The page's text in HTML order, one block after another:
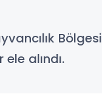
Bölgesi
alındı.